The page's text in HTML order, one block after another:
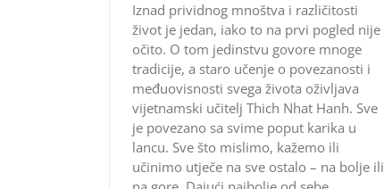
Iznad prividnog mnoštva i različitosti
život je jedan, iako to na prvi pogled nije
očito. O tom jedinstvu govore mnoge
tradicije, a staro učenje o povezanosti i
međuovisnosti svega života oživljava
vijetnamski učitelj Thich Nhat Hanh. Sve
je povezano sa svime poput karika u
lancu. Sve što mislimo, kažemo ili
učinimo utječe na sve ostalo – na bolje ili